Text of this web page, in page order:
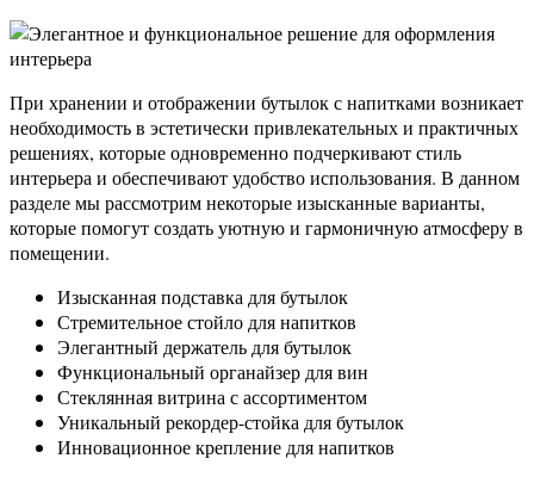
При хранении и отображении бутылок с напитками возникает
необходимость в эстетически привлекательных и практичных
решениях, которые одновременно подчеркивают стиль
интерьера и обеспечивают удобство использования. В данном
разделе мы рассмотрим некоторые изысканные варианты,
которые помогут создать уютную и гармоничную атмосферу в
помещении.
Изысканная подставка для бутылок
Стремительное стойло для напитков
Элегантный держатель для бутылок
Функциональный органайзер для вин
Стеклянная витрина с ассортиментом
Уникальный рекордер-стойка для бутылок
Инновационное крепление для напитков